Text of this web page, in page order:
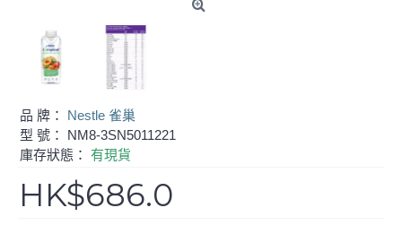
品 牌： Nestle 雀巢
型 號： NM8-3SN5011221
庫存狀態： 有現貨
HK$686.0